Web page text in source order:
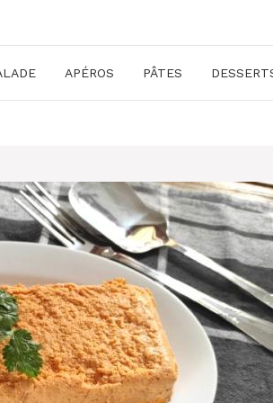
APÉROS PÂTES